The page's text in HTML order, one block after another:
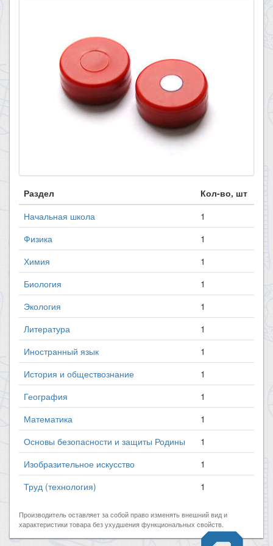
Раздел
Кол-во, шт
Начальная школа
1
Физика
1
Химия
1
Биология
1
Экология
1
Литература
1
Иностранный язык
1
История и обществознание
1
География
1
Математика
1
Основы безопасности и защиты Родины
1
Изобразительное искусство
1
Труд (технология)
1
Производитель оставляет за собой право изменять внешний вид и
характеристики товара без ухудшения функциональных свойств.